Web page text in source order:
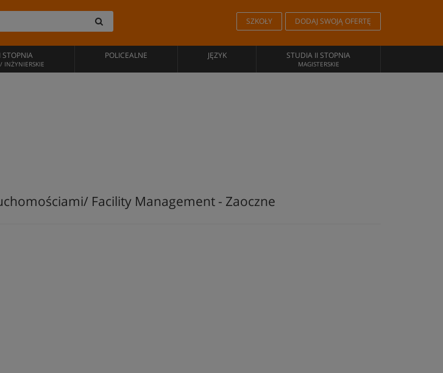
SZKOŁY DODAJ SWOJĄ OFERTĘ
STOPNIA
INŻYNIERSKIE
POLICEALNE JĘZYK STUDIA II STOPNIA
MAGISTERSKIE
Facility Management - Zaoczne